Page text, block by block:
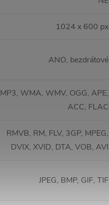
1024 x 600 px
ANO, bezdrátové
MP3, WMA, WMV, OGG, APE,
ACC, FLAC
RMVB, RM, FLV, 3GP, MPEG,
DVIX, XVID, DTA, VOB, AVI
JPEG, BMP, GIF, TIF